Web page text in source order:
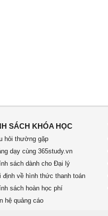
SÁCH KHÓA HỌC
hỏi thường gặp
dạy cùng 365study.vn
sách dành cho Đại lý
định về hình thức thanh toán
sách hoàn học phí
hệ quảng cáo